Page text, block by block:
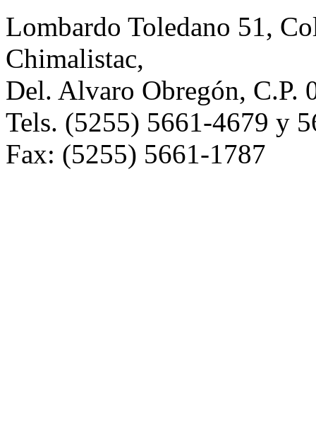
Lombardo Toledano 51,
Chimalistac,
Del. Alvaro Obregón, C.P.
Tels. (5255) 5661-4679 y
Fax: (5255) 5661-1787